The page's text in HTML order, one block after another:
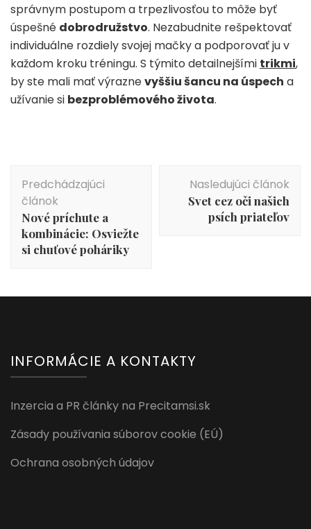
správnym postupom a trpezlivosťou to môže byť
úspešné dobrodružstvo. Nezabudnite rešpektovať
individuálne rozdiely svojej mačky a podporovať ju v
každom kroku tréningu. S týmito detailnejšími trikmi,
by ste mali mať výraznevyššiu šancu na úspech a
užívanie si bezproblémového života.
Navigácia
článku
Predchádzajúci
článok
Nové príchute a
kombinácie: Osviežte
si chuťové poháriky
Nasledujúci článok
Svet cez oči našich
psích priateľov
INFORMÁCIE A KONTAKTY
Inzercia a PR články na Precitamsi.sk
Zásady používania súborov cookie (EÚ)
Ochrana osobných údajov